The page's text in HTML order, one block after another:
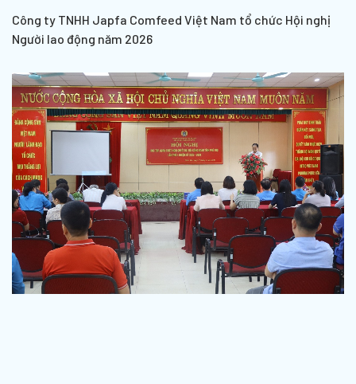
Công ty TNHH Japfa Comfeed Việt Nam tổ chức Hội nghị
Người lao động năm 2026